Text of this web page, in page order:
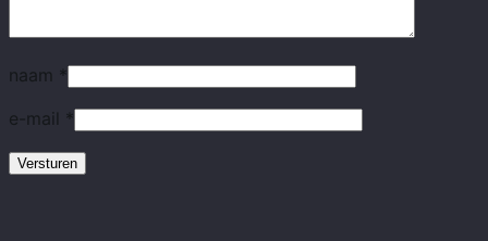
naam *
e-mail *